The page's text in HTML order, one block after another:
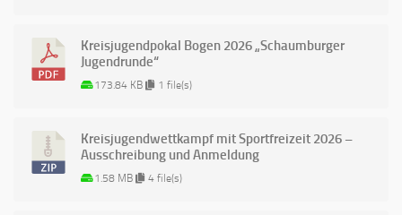
Kreisjugendpokal Bogen 2026 „Schaumburger
Jugendrunde“
173.84 KB 1 file(s)
Kreisjugendwettkampf mit Sportfreizeit 2026 –
Ausschreibung und Anmeldung
1.58 MB 4 file(s)